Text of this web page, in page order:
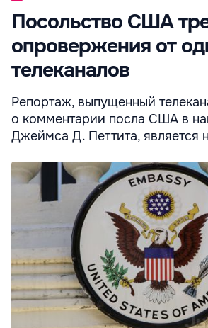
Посольство США
опровержения от
телеканалов
Репортаж, выпущенный
о комментарии посла США в
Джеймса Д. Петтита, является